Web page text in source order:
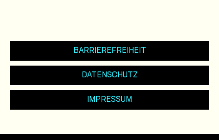
BARRIEREFREIHEIT
DATENSCHUTZ
IMPRESSUM